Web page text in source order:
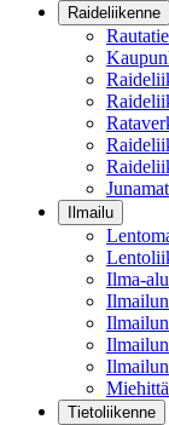
Raideliikenne
Ilmailu
Ilma-
Tietoliikenne